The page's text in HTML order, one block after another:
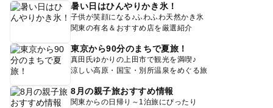
暑い日はひんやりかき氷！
子供が笑顔になる♪ふわふわ天然かき氷
関東の有名＆おすすめ店を厳選紹介
東京から90分のまちで夏旅！
真田氏ゆかりの上田市で観光を満喫♪
涼しい高原・国宝・別所温泉をめぐる旅
8月の親子旅おすすめ情報
関東からの日帰り～1泊旅にぴったり